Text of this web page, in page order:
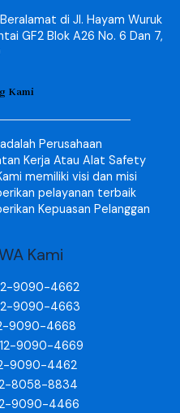
di Jl. Hayam Wuruk
GF2 Blok A26 No. 6 Dan 7,
Kami
Perusahaan
Kerja Atau Alat Safety
memiliki visi dan misi
pelayanan terbaik
Kepuasan Pelanggan
Kami
9090-4662
9090-4663
9090-4668
9090-4669
9090-4462
8058-8834
9090-4466